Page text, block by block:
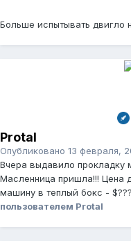
Больше испытывать двигло
Protal
Опубликовано 13 февраля,
Вчера выдавило прокладку
Масленница пришла!!! Цена
машину в теплый бокс - $???
пользователем Protal